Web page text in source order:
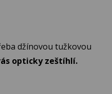
džínovou tužkovou
opticky zeštíhlí.